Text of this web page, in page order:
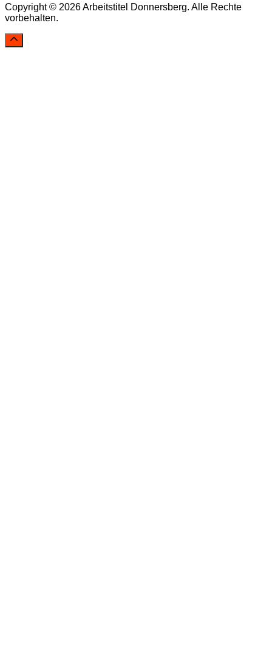
Copyright © 2026 Arbeitstitel Donnersberg. Alle Rechte
vorbehalten.